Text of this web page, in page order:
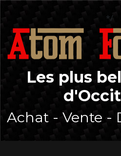
content
*/
Les plus
Achat - Vente -